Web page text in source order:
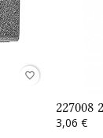
favorite_border
227008
3,06 €